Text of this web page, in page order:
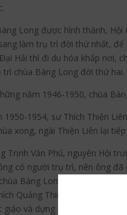
Long được hình thành,
làm trụ trì đời thứ nhất,
Hải thì đi du hóa khắp nơi,
trì chùa Bàng Long đời thứ hai.
năm 1946-1950, chùa
1950-1954, sư Thích Thiện
xong, ngài Thiện Liên lại
Trịnh Văn Phú, nguyên Hội
có người trụ trì, nên ông
Bàng Long đời thứ ba từ
Quảng Thiệp và Hòa
giáo và dựng chùa Đại